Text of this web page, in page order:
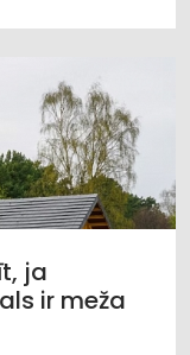
ja
ir meža